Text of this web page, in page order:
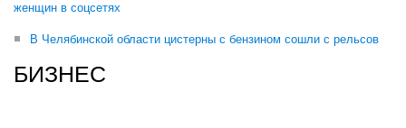
женщин в соцсетях
В Челябинской области цистерны с бензином сошли с рельсов
БИЗНЕС